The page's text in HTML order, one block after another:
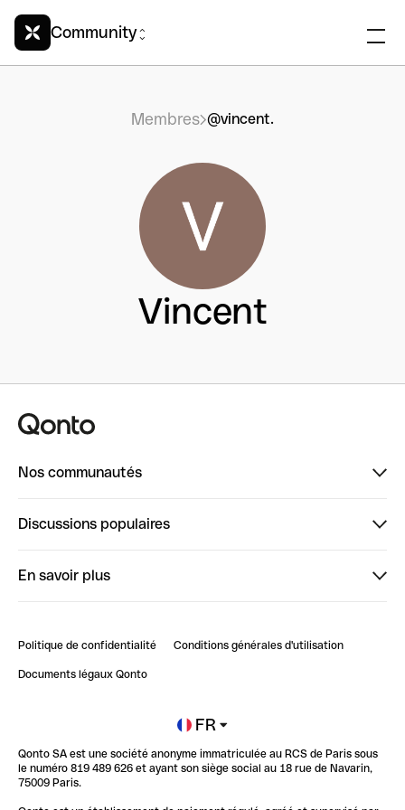
Community
Membres @vincent.
Vincent
Nos communautés
ClubQonto
Discussions populaires
Impact de l'IA sur les carrières/productivité
En savoir plus
Blog
Newsroom
Glossaire finance
Politique de confidentialité Conditions générales d'utilisation
Documents légaux Qonto
FR
Qonto SA est une société anonyme immatriculée au RCS de Paris sous
le numéro 819 489 626 et ayant son siège social au 18 rue de Navarin,
75009 Paris.